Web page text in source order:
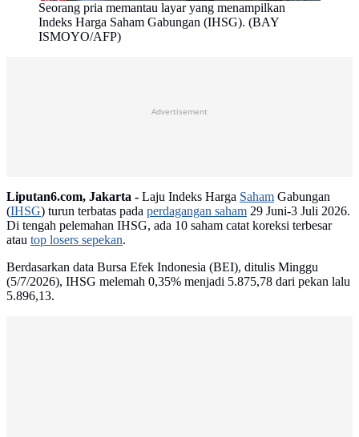
Seorang pria memantau layar yang menampilkan
Indeks Harga Saham Gabungan (IHSG). (BAY
ISMOYO/AFP)
Advertisement
Liputan6.com, Jakarta - Laju Indeks Harga Saham Gabungan
(IHSG) turun terbatas pada perdagangan saham 29 Juni-3 Juli 2026.
Di tengah pelemahan IHSG, ada 10 saham catat koreksi terbesar
atau top losers sepekan.
Berdasarkan data Bursa Efek Indonesia (BEI), ditulis Minggu
(5/7/2026), IHSG melemah 0,35% menjadi 5.875,78 dari pekan lalu
5.896,13.